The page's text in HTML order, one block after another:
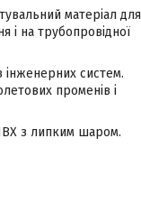
матеріал для
і на трубопровідної
інженерних систем.
променів і
з липким шаром.